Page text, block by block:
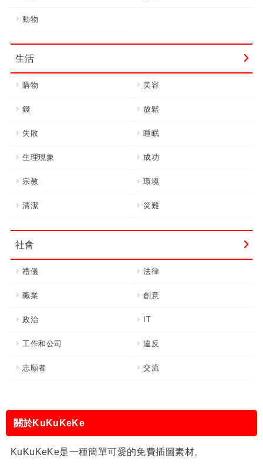
動物
生活
購物 美容
錢 放鬆
失敗 睡眠
生理現象 成功
宗教 環境
清潔 災難
社會
禮儀 法律
職業 創意
政治 IT
工作和公司 違反
志願者 交流
關於KuKuKeKe
KuKuKeKe是一種簡單可愛的免費插圖素材。